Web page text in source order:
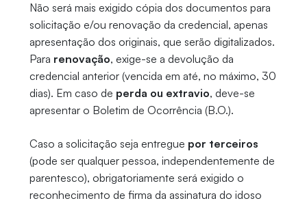
Não será mais exigido cópia dos documentos para
solicitação e/ou renovação da credencial, apenas
apresentação dos originais, que serão digitalizados.
Para renovação, exige-se a devolução da
credencial anterior (vencida em até, no máximo, 30
dias). Em caso de perda ou extravio, deve-se
apresentar o Boletim de Ocorrência (B.O.).
Caso a solicitação seja entregue por terceiros
(pode ser qualquer pessoa, independentemente de
parentesco), obrigatoriamente será exigido o
reconhecimento de firma da assinatura do idoso